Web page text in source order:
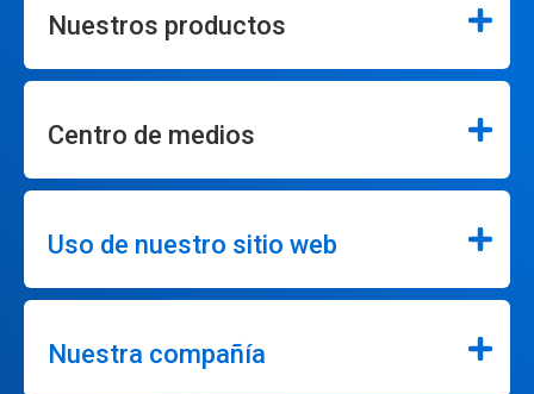
Nuestros productos
Centro de medios
Uso de nuestro sitio web
Nuestra compañía